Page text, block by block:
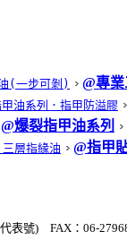
(一步可剝) @專
油系列 ．指甲防溢膠
@爆裂指甲油系列
層指緣油 @指甲
表號) FAX：06-